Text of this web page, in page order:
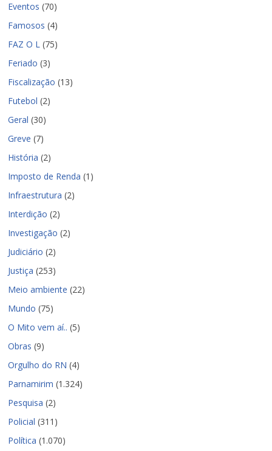
Eventos (70)
Famosos (4)
FAZ O L (75)
Feriado (3)
Fiscalização (13)
Futebol (2)
Geral (30)
Greve (7)
História (2)
Imposto de Renda (1)
Infraestrutura (2)
Interdição (2)
Investigação (2)
Judiciário (2)
Justiça (253)
Meio ambiente (22)
Mundo (75)
O Mito vem aí.. (5)
Obras (9)
Orgulho do RN (4)
Parnamirim (1.324)
Pesquisa (2)
Policial (311)
Política (1.070)